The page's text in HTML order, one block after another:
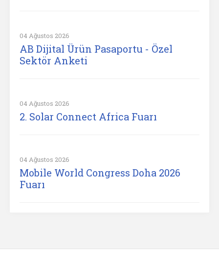
04 Ağustos 2026
AB Dijital Ürün Pasaportu - Özel
Sektör Anketi
04 Ağustos 2026
2. Solar Connect Africa Fuarı
04 Ağustos 2026
Mobile World Congress Doha 2026
Fuarı